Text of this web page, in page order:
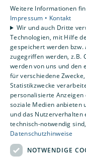
Unsere Bereiche
Privatkunden
Karriere
Unternehmen
Kontakt
Um externe
Weitere
Weitere Informationen
Impressum • Kontakt
Wir und auch Dritte
Technologien, mit Hilfe
gespeichert werden
zugegriffen werden, z.B.
werden von uns und den
für verschiedene
Statistikzwecke
personalisierte
soziale Medien anbieten
und das Nutzerverhalten
technisch-notwendig
Datenschutzhinweise
NOTWENDIGE